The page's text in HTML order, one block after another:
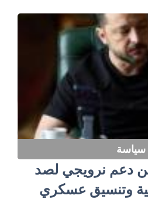
سياسة
دعم نرويجي لصد
وتنسيق عسكري